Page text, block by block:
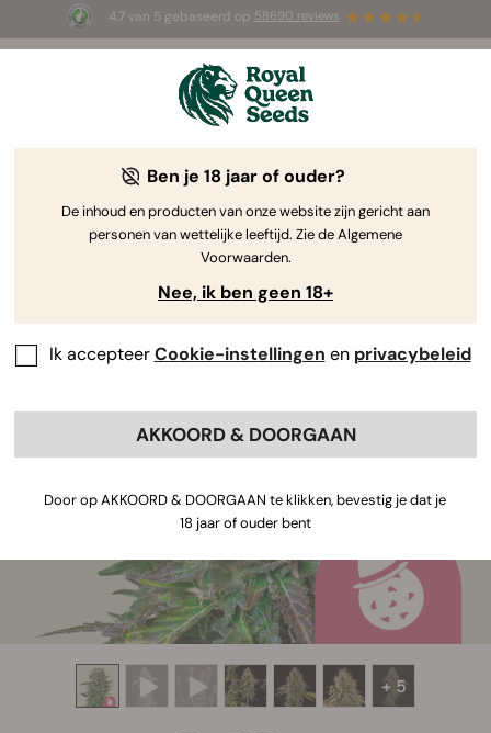
4.7 van 5 gebaseerd op 58690 reviews
3 White Widow Auto zaadjesGRATIS voor de
+ 5
Ben je 18 jaar of ouder?
De inhoud en producten van onze website zijn gericht aan
personen van wettelijke leeftijd. Zie de Algemene
Voorwaarden.
Nee, ik ben geen 18+
Ik accepteerCookie-instellingen en privacybeleid
AKKOORD & DOORGAAN
Door op AKKOORD & DOORGAAN te klikken, bevestig je dat je
18 jaar of ouder bent